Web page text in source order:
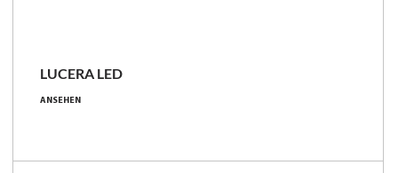
LUCERA LED
ANSEHEN
22 - 76 [W]
100 - 138 [lm/W]